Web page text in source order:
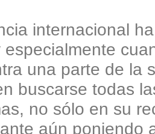
internacional
especialmente
una parte de la
buscarse todas
no sólo en su
aún poniendo